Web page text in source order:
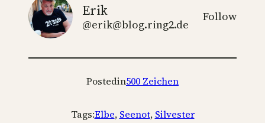
Erik
@erik@blog.ring2.de
Follow
Postedin500 Zeichen
Tags:Elbe, Seenot, Silvester